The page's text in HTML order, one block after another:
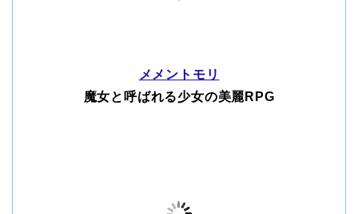
メメントモリ
魔女と呼ばれる少女の美麗RPG